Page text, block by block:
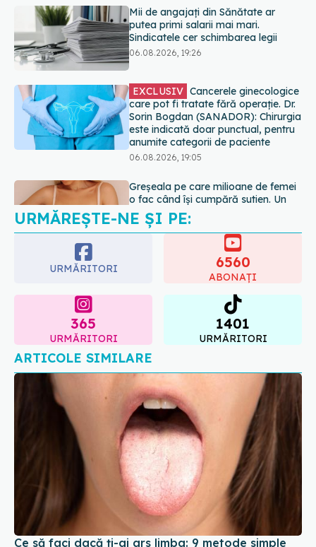
Sorin Bogdan (SANADOR): Chirurgia
este indicată doar punctual, pentru
anumite categorii de paciente
06.08.2026, 19:05
Greșeala pe care milioane de femei
o fac când își cumpără sutien. Un
medic explică metoda corectă
06.08.2026, 18:08
EXCLUSIV
la operație. Dr. Sorin Bogdan
(SANADOR): Intervenția
chirurgicală, doar în situații
particulare
URMĂREȘTE-NE ȘI PE:
URMĂRITORI 6560
365 1401
URMĂRITORI
ARTICOLE SIMILARE
Ce să faci dacă ți-ai ars limba: 9 metode simple
pentru limba arsă
14 noi 2025, 21:07